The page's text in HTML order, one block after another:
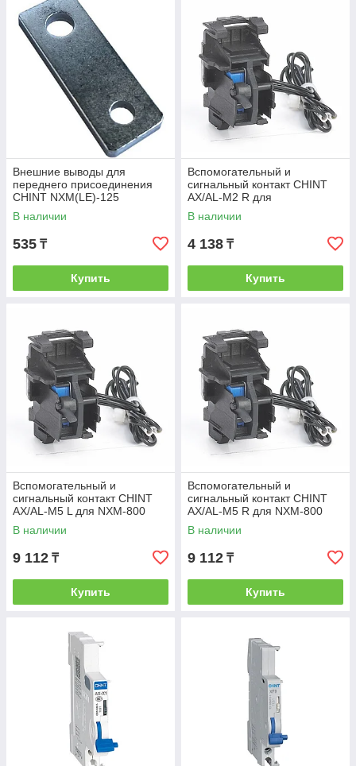
Внешние выводы для
переднего присоединения
CHINT NXM(LE)-125
(прямой)
В наличии
535 ₸
Купить
Вспомогательный и
сигнальный контакт CHINT
AX/AL-M2 R для
NXM(LE)-160/2P/3P/4P
(правый)
В наличии
4 138 ₸
Купить
Вспомогательный и
сигнальный контакт CHINT
AX/AL-M5 L для NXM-800
(левый)
В наличии
9 112 ₸
Купить
Вспомогательный и
сигнальный контакт CHINT
AX/AL-M5 R для NXM-800
(правый)
В наличии
9 112 ₸
Купить